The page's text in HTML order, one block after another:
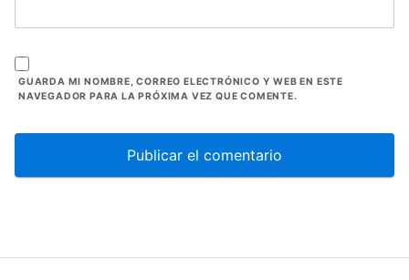
GUARDA MI NOMBRE, CORREO ELECTRÓNICO Y WEB EN ESTE
NAVEGADOR PARA LA PRÓXIMA VEZ QUE COMENTE.